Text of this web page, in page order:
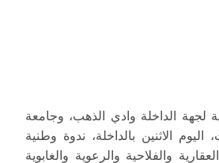
لجهة الداخلة وادي الذهب، وجامعة
الاثنين بالداخلة، ندوة وطنية
والفلاحية والرعوية والغابوية